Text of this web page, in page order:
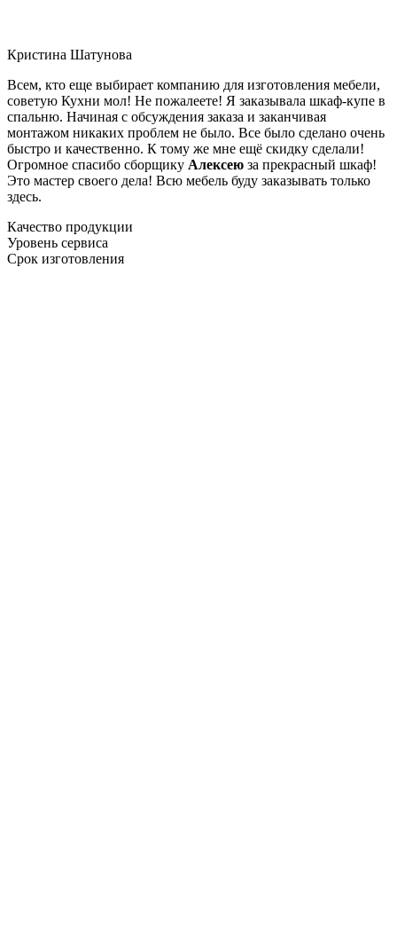
Кристина Шатунова
Всем, кто еще выбирает компанию для изготовления мебели,
советую Кухни мол! Не пожалеете! Я заказывала шкаф-купе в
спальню. Начиная с обсуждения заказа и заканчивая
монтажом никаких проблем не было. Все было сделано очень
быстро и качественно. К тому же мне ещё скидку сделали!
Огромное спасибо сборщику Алексею за прекрасный шкаф!
Это мастер своего дела! Всю мебель буду заказывать только
здесь.
Качество продукции
Уровень сервиса
Срок изготовления